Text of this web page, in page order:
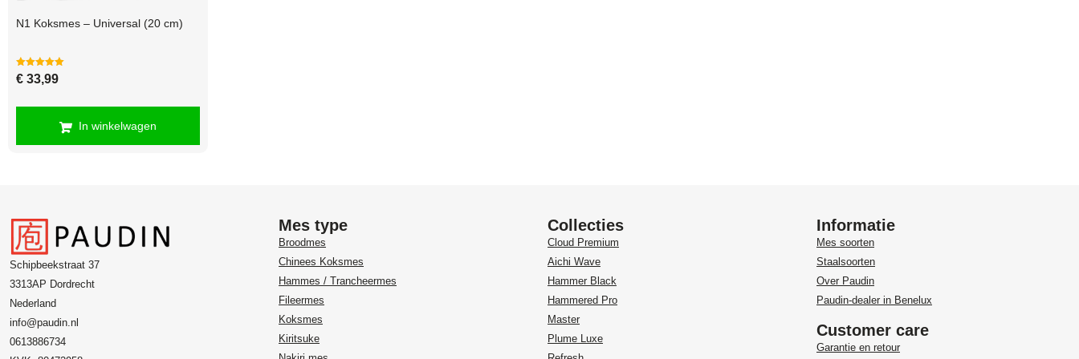
N1 Koksmes – Universal (20 cm)
Gewaardeerd
5.00
€ 33,99
In winkelwagen
Schipbeekstraat 37
3313AP Dordrecht
Nederland
info@paudin.nl
0613886734
Mes type
Broodmes
Chinees Koksmes
Hammes / Trancheermes
Fileermes
Koksmes
Kiritsuke
Collecties
Cloud Premium
Aichi Wave
Hammer Black
Hammered Pro
Master
Plume Luxe
Informatie
Mes soorten
Staalsoorten
Over Paudin
Paudin-dealer in Benelux
Customer care
Garantie en retour